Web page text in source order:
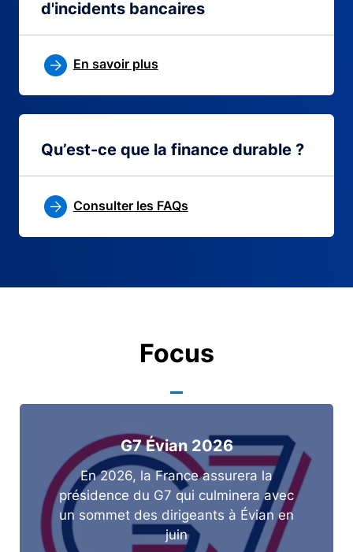
d'incidents bancaires
En savoir plus
Qu’est-ce que la finance durable ?
Consulter les FAQs
Focus
G7 Évian 2026
En 2026, la France assurera la
présidence du G7 qui culminera avec
un sommet des dirigeants à Évian en
juin